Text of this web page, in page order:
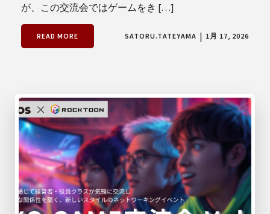
が、この交流会ではゲームをき […]
READ MORE SATORU.TATEYAMA | 1月 17, 2026